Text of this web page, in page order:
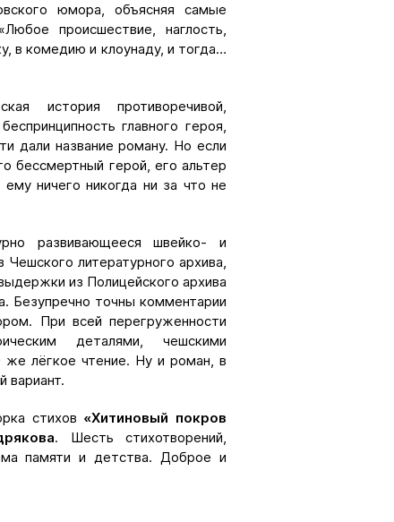
юмора, объясняя самые
происшествие, наглость,
в комедию и клоунаду, и тогда…
история противоречивой,
главного героя,
дали название роману. Но если
бессмертный герой, его альтер
ничего никогда ни за что не
развивающееся швейко- и
литературного архива,
из Полицейского архива
Безупречно точны комментарии
При всей перегруженности
деталями, чешскими
же лёгкое чтение. Ну и роман, в
вариант.
стихов «Хитиновый покров
. Шесть стихотворений,
памяти и детства. Доброе и